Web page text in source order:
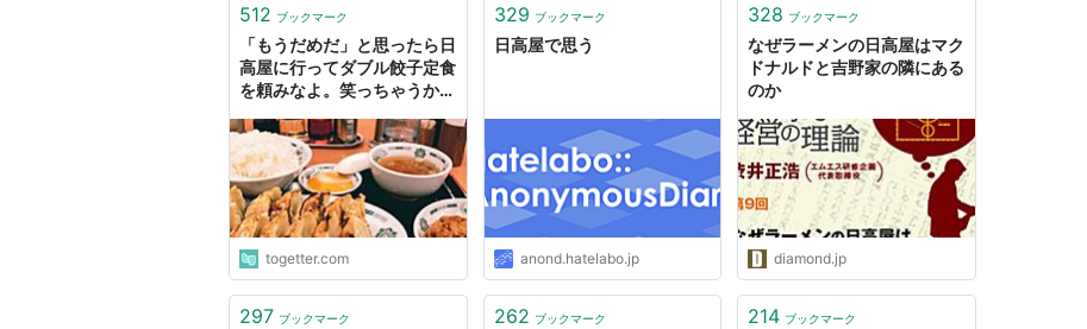
512 ブックマーク
「もうだめだ」と思ったら日
高屋に行ってダブル餃子定食
を頼みなよ。笑っちゃうか
togetter.com
329 ブックマーク
日高屋で思う
anond.hatelabo.jp
328 ブックマーク
なぜラーメンの日高屋はマク
ドナルドと吉野家の隣にある
のか
diamond.jp
297 ブックマーク 262 ブックマーク 214 ブックマーク